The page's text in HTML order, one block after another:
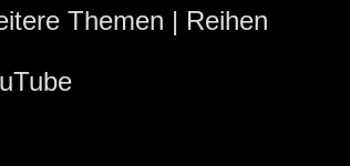
Themen | Reihen